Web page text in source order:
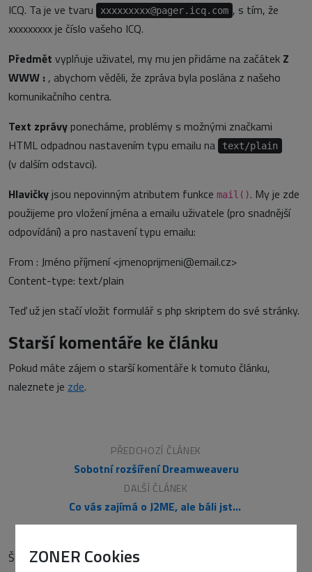
ZONER Cookies
ICQ. Ta je ve tvaru
xxxxxxxxx@pager.icq.com , s tím, že
xxxxxxxxx je číslo vašeho ICQ.
Předmět vyplňuje uživatel, my mu jen přidáme na začátek Z
WWW : , abychom věděli, že zpráva byla poslána z našeho
komunikačního centra.
Text zprávy ponecháme, problémy s možnými značkami
HTML odpadnou nastavením typu emailu na
text/plain
(v dalším odstavci).
Hlavičkyjsou nepovinným atributem funkce mail(). My je zde
použijeme pro vložení jména a emailu uživatele (pro snadnější
odpovídání) a pro nastavení typu emailu:
From : Jméno příjmení <jmenoprijmeni@email.cz>
Content-type: text/plain
Teď už jen stačí vložit formulář s php skriptem do své stránky.
Starší komentáře ke článku
Pokud máte zájem o starší komentáře k tomuto článku,
naleznete je zde.
PŘEDCHOZÍ ČLÁNEK
Sobotní rozšíření Dreamweaveru
DALŠÍ ČLÁNEK
Co vás zajímá o J2ME, ale báli jste se zeptat
Štítky:Články